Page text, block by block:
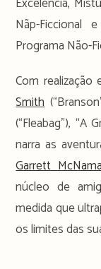
Nãp-Ficcional
Programa Não-
Com
Smith
(“Fleabag”), “A
narra as
Garrett
núcleo de
medida que
os limites das